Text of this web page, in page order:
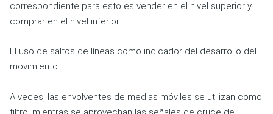
correspondiente para esto es vender en el nivel superior y
comprar en el nivel inferior.
El uso de saltos de líneas como indicador del desarrollo del
movimiento.
A veces, las envolventes de medias móviles se utilizan como